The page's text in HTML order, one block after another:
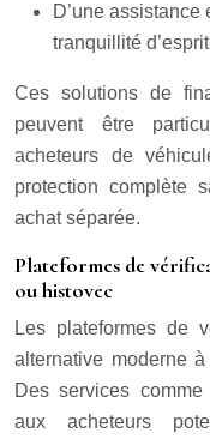
D’une
tranquillité d’esprit
Ces solutions de
peuvent être
acheteurs de
protection complète
achat séparée.
Plateformes de
ou histovec
Les plateformes de
alternative moderne
Des services
aux acheteurs